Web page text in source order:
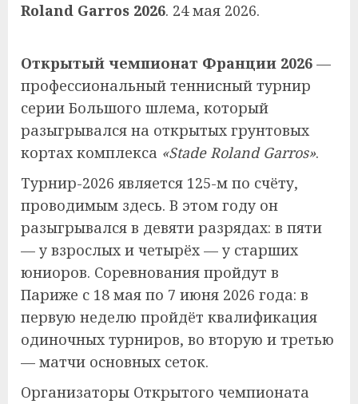
Roland Garros 2026. 24 мая 2026.
Открытый чемпионат Франции 2026 —
профессиональный теннисный турнир
серии Большого шлема, который
разыгрывался на открытых грунтовых
кортах комплекса «Stade Roland Garros».
Турнир-2026 является 125-м по счёту,
проводимым здесь. В этом году он
разыгрывался в девяти разрядах: в пяти
— у взрослых и четырёх — у старших
юниоров. Соревнования пройдут в
Париже с 18 мая по 7 июня 2026 года: в
первую неделю пройдёт квалификация
одиночных турниров, во вторую и третью
— матчи основных сеток.
Организаторы Открытого чемпионата